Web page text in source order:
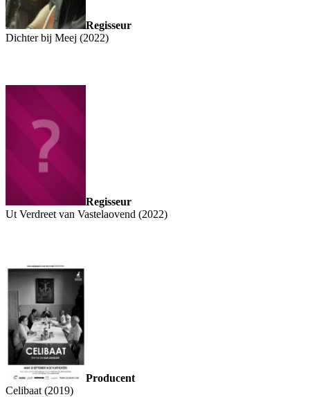
Regisseur
Dichter bij Meej (2022)
Regisseur
Ut Verdreet van Vastelaovend (2022)
Producent
Celibaat (2019)